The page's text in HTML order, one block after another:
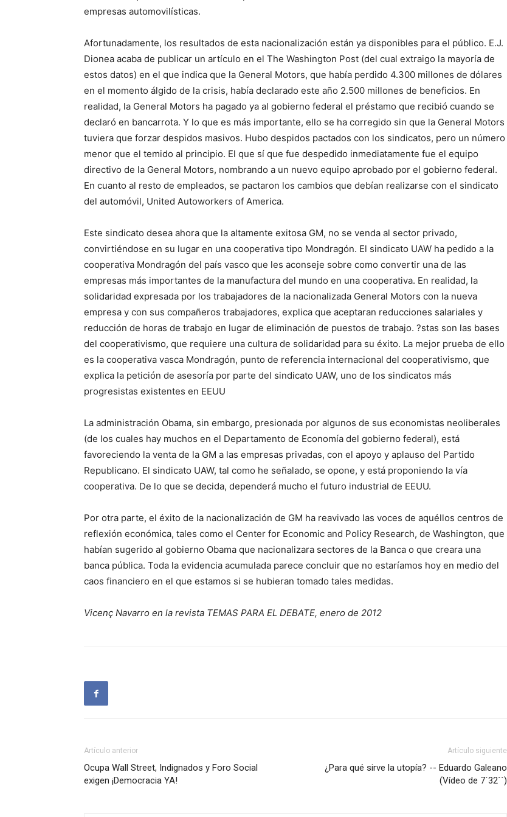
empresas automovilísticas.
Afortunadamente, los resultados de esta nacionalización están ya disponibles para el público. E.J.
Dionea acaba de publicar un artículo en el The Washington Post (del cual extraigo la mayoría de
estos datos) en el que indica que la General Motors, que había perdido 4.300 millones de dólares
en el momento álgido de la crisis, había declarado este año 2.500 millones de beneficios. En
realidad, la General Motors ha pagado ya al gobierno federal el préstamo que recibió cuando se
declaró en bancarrota. Y lo que es más importante, ello se ha corregido sin que la General Motors
tuviera que forzar despidos masivos. Hubo despidos pactados con los sindicatos, pero un número
menor que el temido al principio. El que sí que fue despedido inmediatamente fue el equipo
directivo de la General Motors, nombrando a un nuevo equipo aprobado por el gobierno federal.
En cuanto al resto de empleados, se pactaron los cambios que debían realizarse con el sindicato
del automóvil, United Autoworkers of America.
Este sindicato desea ahora que la altamente exitosa GM, no se venda al sector privado,
convirtiéndose en su lugar en una cooperativa tipo Mondragón. El sindicato UAW ha pedido a la
cooperativa Mondragón del país vasco que les aconseje sobre como convertir una de las
empresas más importantes de la manufactura del mundo en una cooperativa. En realidad, la
solidaridad expresada por los trabajadores de la nacionalizada General Motors con la nueva
empresa y con sus compañeros trabajadores, explica que aceptaran reducciones salariales y
reducción de horas de trabajo en lugar de eliminación de puestos de trabajo. ?stas son las bases
del cooperativismo, que requiere una cultura de solidaridad para su éxito. La mejor prueba de ello
es la cooperativa vasca Mondragón, punto de referencia internacional del cooperativismo, que
explica la petición de asesoría por parte del sindicato UAW, uno de los sindicatos más
progresistas existentes en EEUU
La administración Obama, sin embargo, presionada por algunos de sus economistas neoliberales
(de los cuales hay muchos en el Departamento de Economía del gobierno federal), está
favoreciendo la venta de la GM a las empresas privadas, con el apoyo y aplauso del Partido
Republicano. El sindicato UAW, tal como he señalado, se opone, y está proponiendo la vía
cooperativa. De lo que se decida, dependerá mucho el futuro industrial de EEUU.
Por otra parte, el éxito de la nacionalización de GM ha reavivado las voces de aquéllos centros de
reflexión económica, tales como el Center for Economic and Policy Research, de Washington, que
habían sugerido al gobierno Obama que nacionalizara sectores de la Banca o que creara una
banca pública. Toda la evidencia acumulada parece concluir que no estaríamos hoy en medio del
caos financiero en el que estamos si se hubieran tomado tales medidas.
Vicenç Navarro en la revista TEMAS PARA EL DEBATE, enero de 2012
Artículo anterior
Ocupa Wall Street, Indignados y Foro Social
exigen ¡Democracia YA!
Artículo siguiente
¿Para qué sirve la utopía? -- Eduardo Galeano
(Vídeo de 7´32´´)